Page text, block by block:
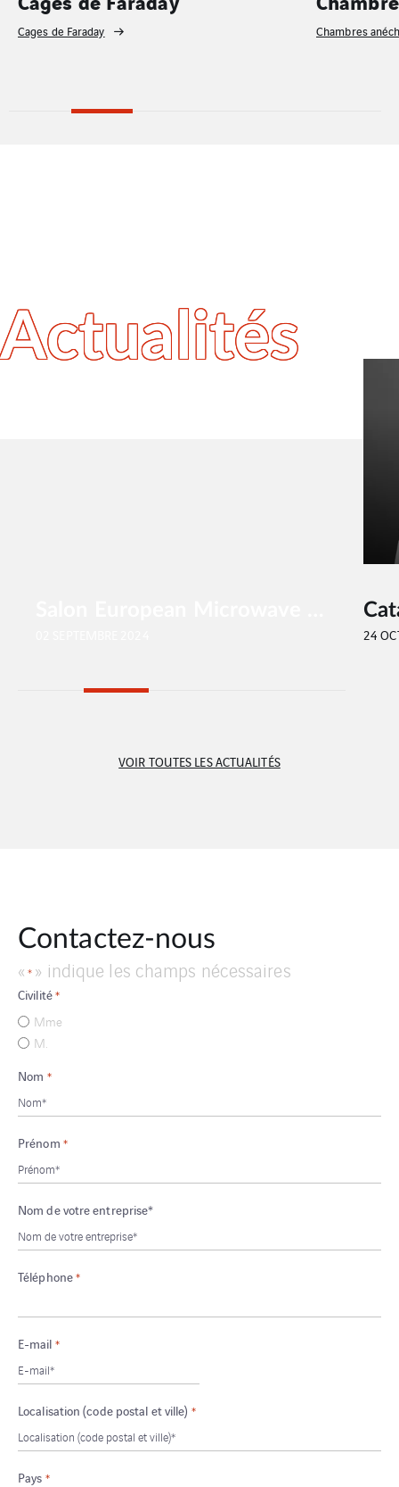
Cages de Faraday Chambres
Actualités
VOIR TOUTES LES ACTUALITÉS
24
Contactez-nous
«* » indique les champs nécessaires
Civilité*
Mme
M.
Nom *
Prénom *
Nom de votre entreprise*
Téléphone*
E-mail *
Localisation (code postal et ville) *
Pays *